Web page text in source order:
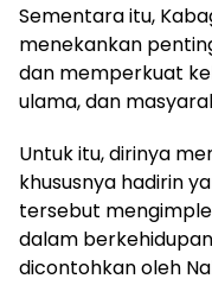
Sementara itu,
menekankan
dan memperkuat
ulama, dan
Untuk itu, dirinya
khususnya hadirin
tersebut
dalam
dicontohkan oleh